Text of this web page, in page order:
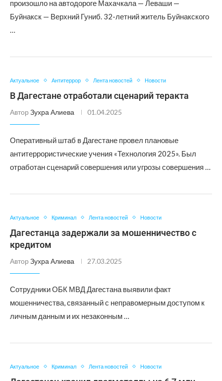
произошло на автодороге Махачкала — Леваши —
Буйнакск — Верхний Гуниб. 32-летний житель Буйнакского
…
Актуальное Антитеррор Лента новостей Новости
В Дагестане отработали сценарий теракта
Автор Зухра Алиева 01.04.2025
Оперативный штаб в Дагестане провел плановые
антитеррористические учения «Технология 2025». Был
отработан сценарий совершения или угрозы совершения …
Актуальное Криминал Лента новостей Новости
Дагестанца задержали за мошенничество с
кредитом
Автор Зухра Алиева 27.03.2025
Сотрудники ОБК МВД Дагестана выявили факт
мошенничества, связанный с неправомерным доступом к
личным данным и их незаконным …
Актуальное Криминал Лента новостей Новости